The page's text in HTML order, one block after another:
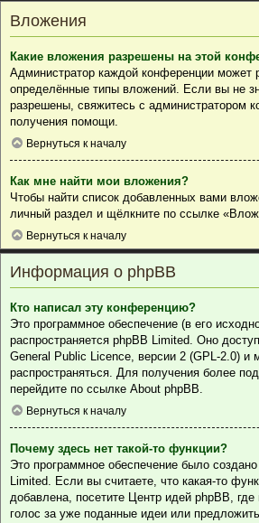
Вложения
Какие вложения разрешены на этой
Администратор каждой конференции может
определённые типы вложений. Если вы не
разрешены, свяжитесь с администратором
получения помощи.
Вернуться к началу
Как мне найти мои вложения?
Чтобы найти список добавленных вами
личный раздел и щёлкните по ссылке
Вернуться к началу
Информация о phpBB
Кто написал эту конференцию?
Это программное обеспечение (в его
распространяется phpBB Limited. Оно
General Public Licence, версии 2 (GPL-2.0) и
распространяться. Для получения более
перейдите по ссылке About phpBB.
Вернуться к началу
Почему здесь нет такой-то функции?
Это программное обеспечение было
Limited. Если вы считаете, что какая-то
добавлена, посетите Центр идей phpBB,
голос за уже поданные идеи или